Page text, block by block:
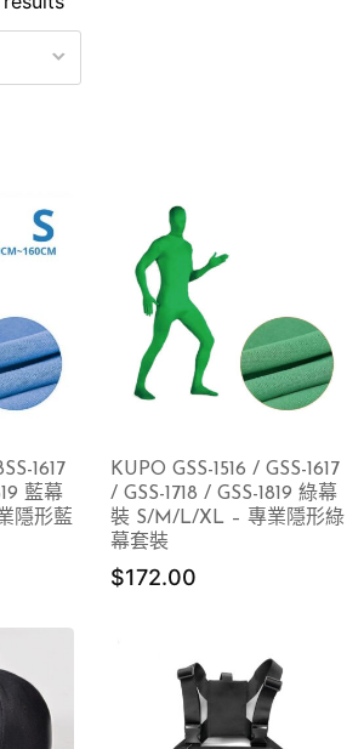
1617
藍幕
隱形藍
KUPO GSS-1516 / GSS-1617
/ GSS-1718 / GSS-1819 綠幕
裝 S/M/L/XL – 專業隱形綠
幕套裝
$172.00